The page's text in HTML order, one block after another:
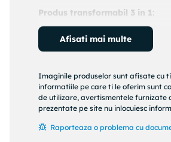
Produs transformabil 3 in 1:
1. Poate sa fie
masinuta ride-on
3.Carucior de jucarii- Locul
Fabricat din materiale naturale
Afisati mai multe
Imaginile produselor sunt afisate cu
informatiile pe care ti le oferim sunt
de utilizare, avertismentele furnizate
prezentate pe site nu inlocuiesc
Raporteaza o problema cu